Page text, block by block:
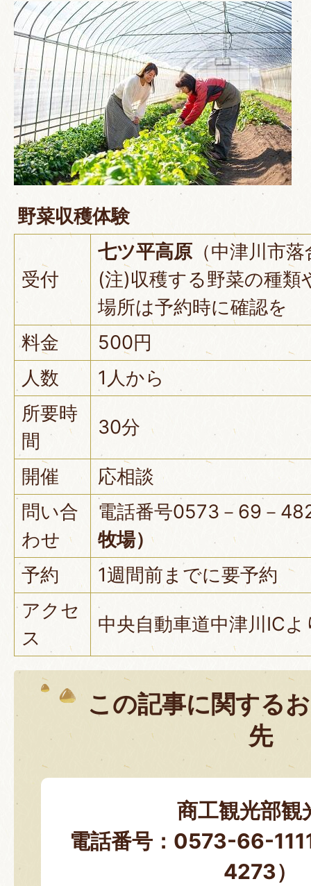
野菜収穫体験
受付
七ツ平高原（中津川市
(注)収穫する野菜の種類
場所は予約時に確認を
料金
500円
人数
1人から
所要時
間
30分
開催
応相談
問い合
わせ
電話番号0573－69－
牧場）
予約
1週間前までに要予約
アクセ
ス
中央自動車道中津川IC
この記事に関する
先
商工観光部観
電話番号：0573-66-
4273）